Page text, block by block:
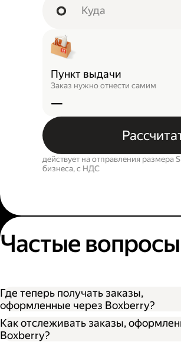
Пункт выдачи
Заказ нужно отнести самим
—
действует на отправления размера
бизнеса, c НДС
Частые вопросы
Где теперь получать заказы,
оформленные через Boxberry?
Как отслеживать заказы,
Boxberry?